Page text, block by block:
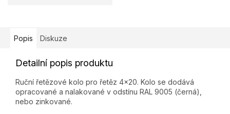
Popis Diskuze
Detailní popis produktu
Ruční řetězové kolo pro řetěz 4x20. Kolo se dodává
opracované a nalakované v odstínu RAL 9005 (černá),
nebo zinkované.